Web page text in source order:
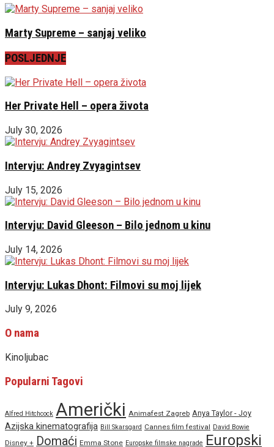
Marty Supreme – sanjaj veliko
POSLJEDNJE
Her Private Hell – opera života
July 30, 2026
Intervju: Andrey Zvyagintsev
July 15, 2026
Intervju: David Gleeson – Bilo jednom u kinu
July 14, 2026
Intervju: Lukas Dhont: Filmovi su moj lijek
July 9, 2026
O nama
Kinoljubac
Popularni Tagovi
Alfred Hitchcock Američki Animafest Zagreb Anya Taylor - Joy
Azijska kinematografija Bill Skarsgard Cannes film festival David Bowie
Disney + Domaći Emma Stone Europske filmske nagrade Europski